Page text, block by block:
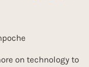
on technology to